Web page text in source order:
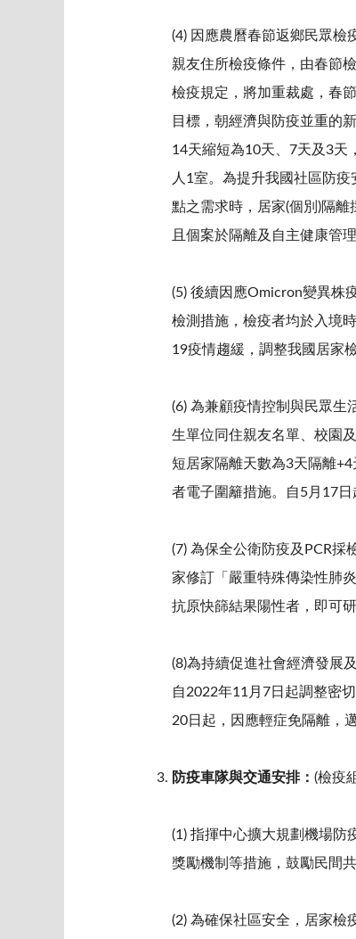
(4) 因應農曆春節返鄉民眾檢
親友住所檢疫條件，由春節
檢疫規定，將加重裁處，春
目標，朝經濟與防疫並重的
14天縮短為10天、7天及3天
人1室。為提升我國社區防
點之需求時，居家(個別)隔
且個案於隔離及自主健康管
(5) 後續因應Omicron變異株
檢測措施，檢疫者均於入境
19疫情趨緩，調整我國居家
(6) 為兼顧疫情控制與民眾生
生單位同住親友名單、校園
短居家隔離天數為3天隔離
者電子圍籬措施。自5月17
(7) 為保全公衛防疫及PCR
家修訂「嚴重特殊傳染性肺
抗原快篩結果陽性者，即可
(8)為持續促進社會經濟發展
自2022年11月7日起調整密
20日起，因應輕症免隔離，
防疫車隊與交通安排： (檢疫
(1) 指揮中心擴大規劃機場防
獎勵機制等措施，鼓勵民間
(2) 為確保社區安全，居家檢